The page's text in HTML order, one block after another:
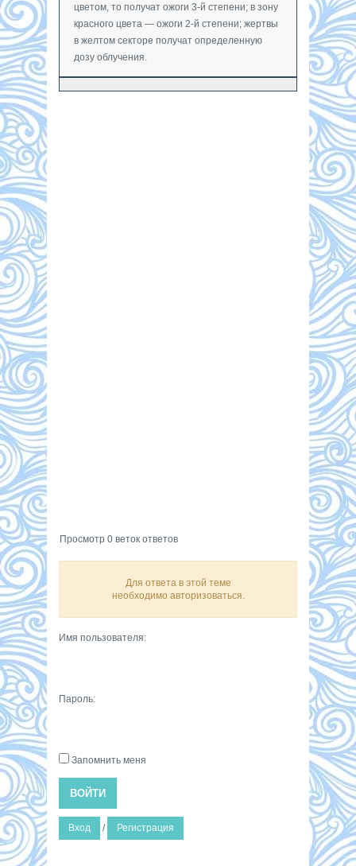
цветом, то получат ожоги 3-й степени; в зону
красного цвета — ожоги 2-й степени; жертвы
в желтом секторе получат определенную
дозу облучения.
Просмотр 0 веток ответов
Для ответа в этой теме
необходимо авторизоваться.
Имя пользователя:
Пароль:
Запомнить меня
ВОЙТИ
Вход / Регистрация